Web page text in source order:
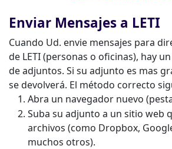
Enviar Mensajes a LETI
Cuando Ud. envie mensajes para
de LETI (personas o oficinas), hay
de adjuntos. Si su adjunto es mas
se devolverá. El método correcto
Abra un navegador nuevo
Suba su adjunto a un sitio web
archivos (como Dropbox,
muchos otros).